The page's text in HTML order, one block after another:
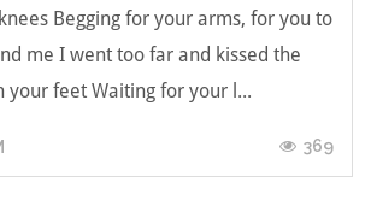
Begging for your arms, for you to
me I went too far and kissed the
your feet Waiting for your l...
369